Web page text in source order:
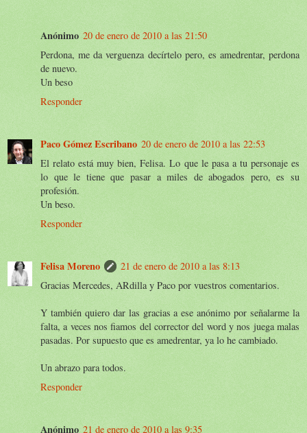
Anónimo 20 de enero de 2010 a las 21:50
Perdona, me da verguenza decírtelo pero, es amedrentar, perdona
de nuevo.
Un beso
Responder
Paco Gómez Escribano 20 de enero de 2010 a las 22:53
El relato está muy bien, Felisa. Lo que le pasa a tu personaje es
lo que le tiene que pasar a miles de abogados pero, es su
profesión.
Un beso.
Responder
Felisa Moreno
21 de enero de 2010 a las 8:13
Gracias Mercedes, ARdilla y Paco por vuestros comentarios.
Y también quiero dar las gracias a ese anónimo por señalarme la
falta, a veces nos fiamos del corrector del word y nos juega malas
pasadas. Por supuesto que es amedrentar, ya lo he cambiado.
Un abrazo para todos.
Responder
Anónimo 21 de enero de 2010 a las 9:35